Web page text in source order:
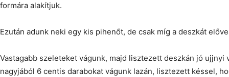
formára alakítjuk.
Ezután adunk neki egy kis pihenőt, de csak míg a deszkát
Vastagabb szeleteket vágunk, majd lisztezett deszkán jó
nagyjából 6 centis darabokat vágunk lazán, lisztezett késsel,